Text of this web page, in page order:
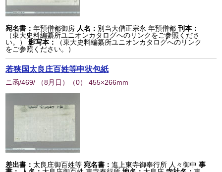
宛名書：年預僧都御房 人名： 別当大僧正宗永 年預僧都 刊本：
（東大史料編纂所ユニオンカタログへのリンクをご参照くださ
い。）
影写本：
（東大史料編纂所ユニオンカタログへのリンク
をご参照ください。）
若狭国太良庄百姓等申状包紙
ニ函/469/ （8月日） （0） 455×266mm
差出書： 太良庄御百姓等 宛名書：進上東寺御奉行所 人々御中 事